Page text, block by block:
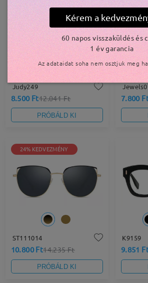
Judy249
8.500 Ft12.041 Ft
PRÓBÁLD KI
7.800
24% KEDVEZMÉNY
ST111014
10.800 Ft14.235 Ft
PRÓBÁLD KI
K9159
9.851
Kérem a
60 napos visszaküldés és
1 év garancia
Az adataidat soha nem osztjuk meg